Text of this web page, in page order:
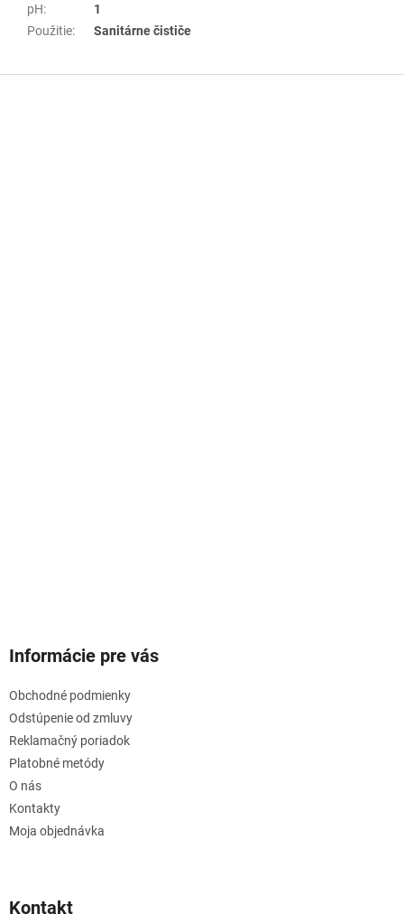
pH:
1
Použitie: Sanitárne čističe
Informácie pre vás
Obchodné podmienky
Odstúpenie od zmluvy
Reklamačný poriadok
Platobné metódy
O nás
Kontakty
Moja objednávka
Kontakt